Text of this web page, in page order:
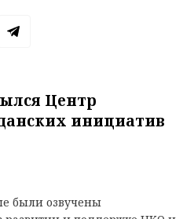
Центр
инициатив
были озвучены